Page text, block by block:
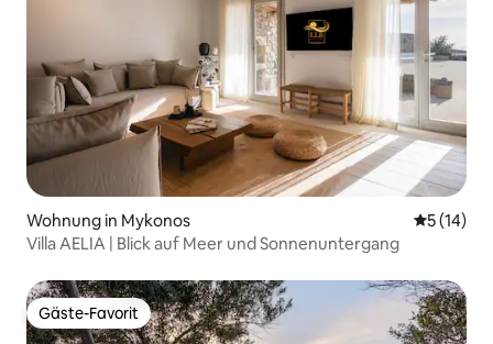
Wohnung in Mykonos
5 (14)
Villa AELIA | Blick auf Meer und Sonnenuntergang
Gäste-Favorit
Gäste-Favorit